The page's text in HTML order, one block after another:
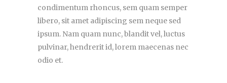
condimentum rhoncus, sem quam semper
libero, sit amet adipiscing sem neque sed
ipsum. Nam quam nunc, blandit vel, luctus
pulvinar, hendrerit id, lorem maecenas nec
odio et.